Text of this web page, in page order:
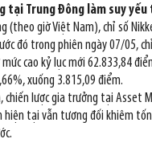
tại Trung Đông làm suy
(theo giờ Việt Nam), chỉ số
đó trong phiên ngày 07/05,
cao kỷ lục mới 62.833,84
xuống 3.815,09 điểm.
chiến lược gia trưởng tại Asset
hiện tại vẫn tương đối khiêm